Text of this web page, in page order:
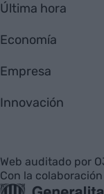
Última hora
Economía
Empresa
Innovación
Web auditado por
Con la